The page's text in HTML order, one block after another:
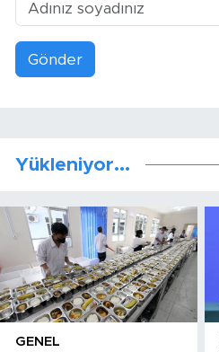
Gönder
Yükleniyor...
GENEL